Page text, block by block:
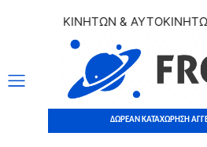
ΑΚΙΝΗΤΩΝ & ΑΥΤΟΚΙΝΗΤΩΝ |
ΔΩΡΕΑΝ ΚΑΤΑΧΩΡΗΣΗ